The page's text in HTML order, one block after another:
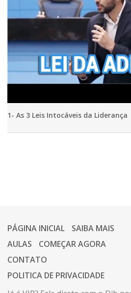
1- As 3 Leis Intocáveis da Liderança
PÁGINA INICIAL
SAIBA MAIS
AULAS
COMEÇAR AGORA
CONTATO
POLITICA DE PRIVACIDADE